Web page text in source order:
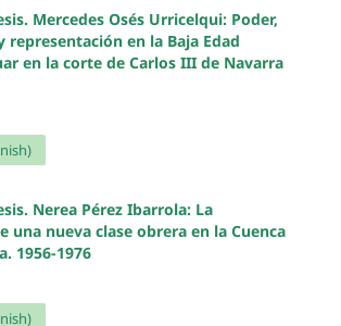
Mercedes Osés Urricelqui: Poder,
representación en la Baja Edad
en la corte de Carlos III de Navarra
Nerea Pérez Ibarrola: La
una nueva clase obrera en la Cuenca
1956-1976